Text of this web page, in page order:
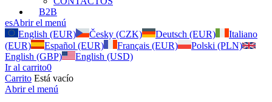
B2B
esAbrir el menú
English (EUR)
Česky (CZK) Deutsch (EUR)
Italiano
(EUR)
Español (EUR) Français (EUR)
Polski (PLN)
English (GBP)
English (USD)
Ir al carrito0
Carrito Está vacío
Abrir el menú